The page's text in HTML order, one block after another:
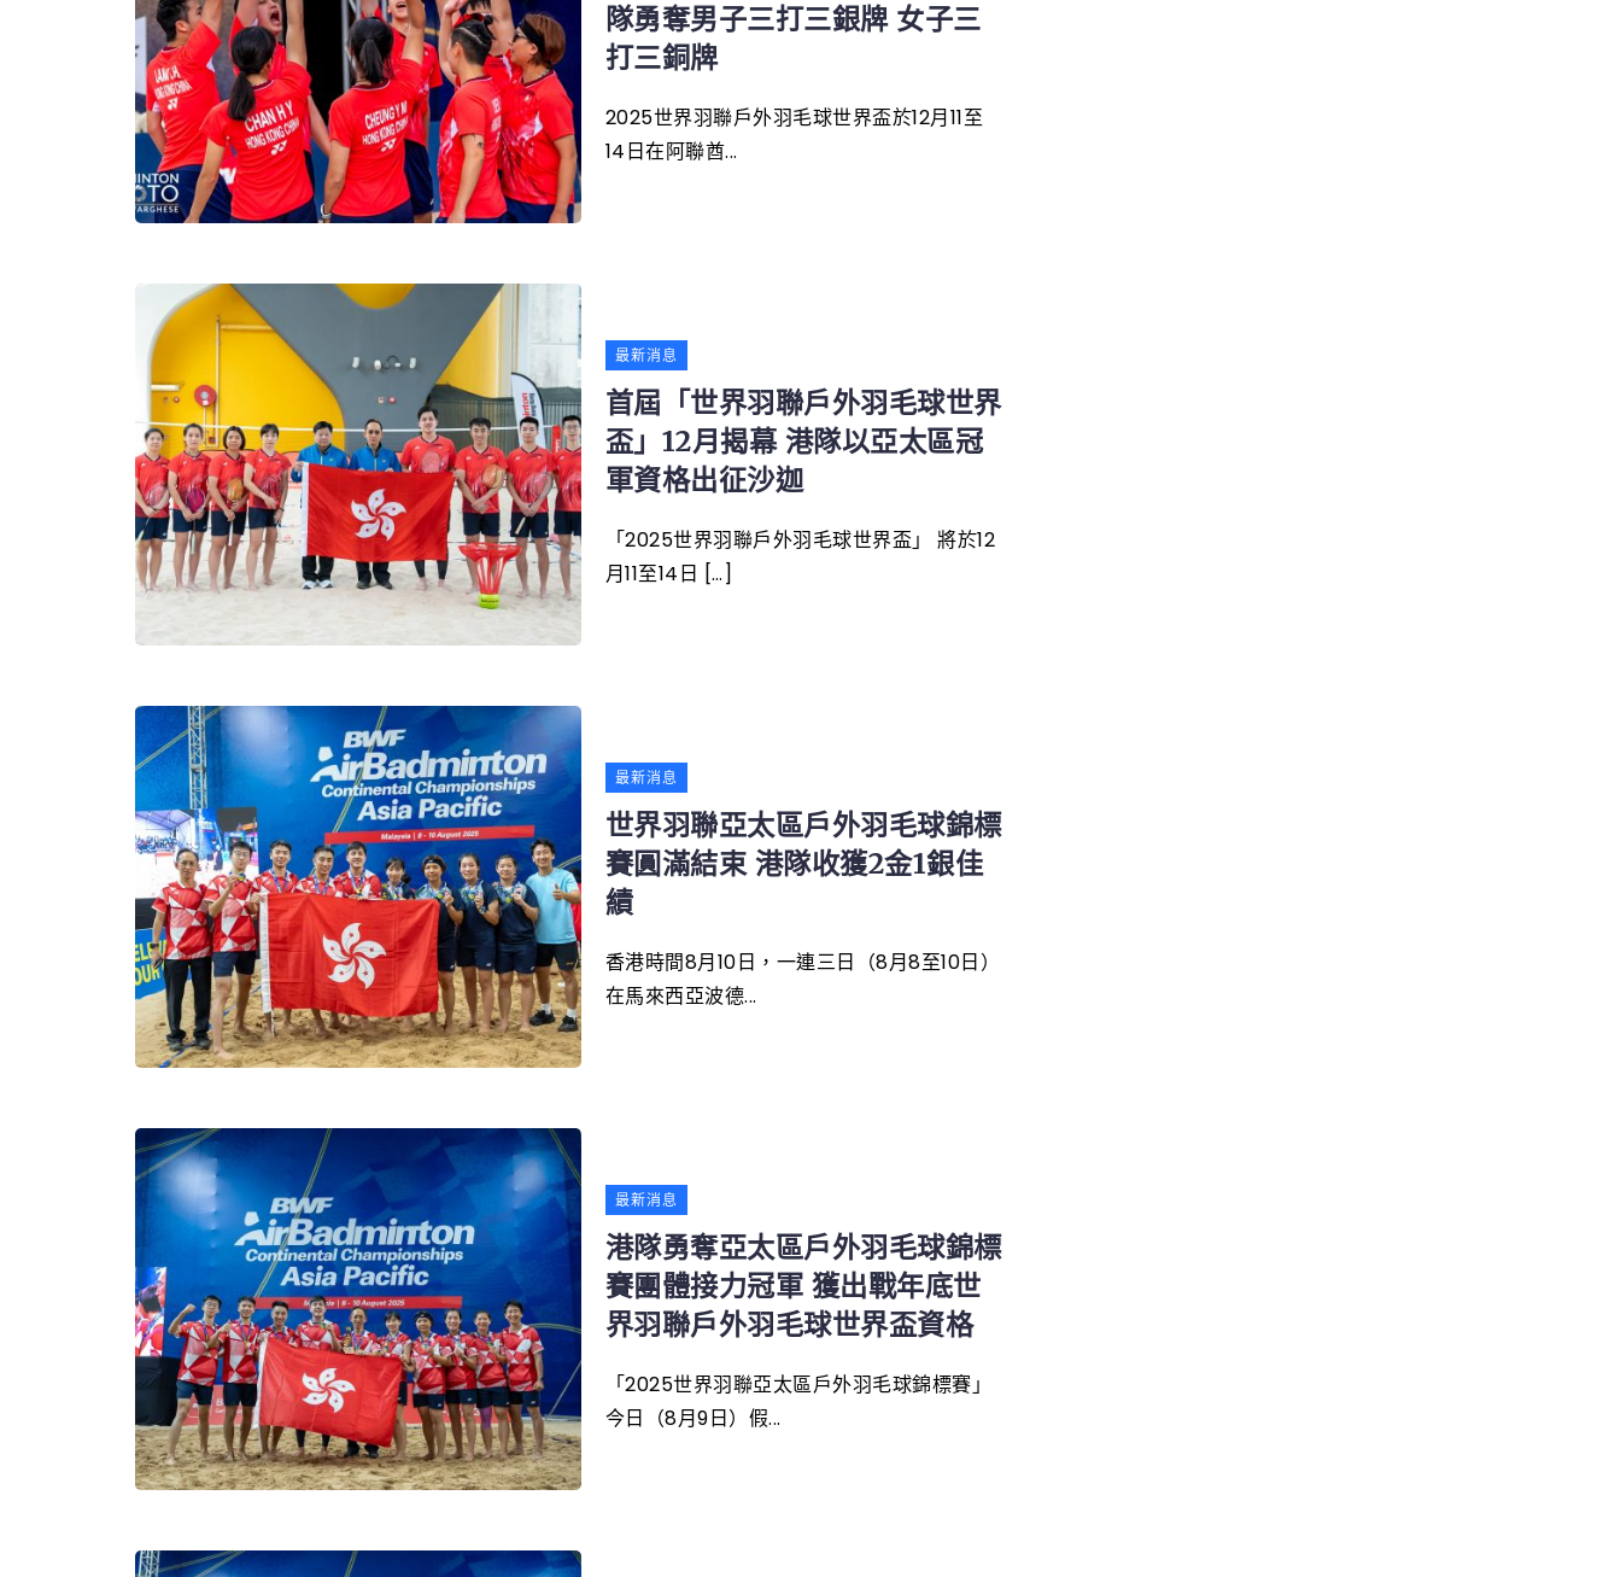
隊勇奪男子三打三銀牌 女子三
打三銅牌
2025世界羽聯戶外羽毛球世界盃於12月11至
14日在阿聯酋...
最新消息
首屆「世界羽聯戶外羽毛球世界
盃」12月揭幕 港隊以亞太區冠
軍資格出征沙迦
「2025世界羽聯戶外羽毛球世界盃」 將於12
月11至14日 […]
最新消息
世界羽聯亞太區戶外羽毛球錦標
賽圓滿結束 港隊收獲2金1銀佳
績
香港時間8月10日，一連三日（8月8至10日）
在馬來西亞波德...
最新消息
港隊勇奪亞太區戶外羽毛球錦標
賽團體接力冠軍 獲出戰年底世
界羽聯戶外羽毛球世界盃資格
「2025世界羽聯亞太區戶外羽毛球錦標賽」
今日（8月9日）假...